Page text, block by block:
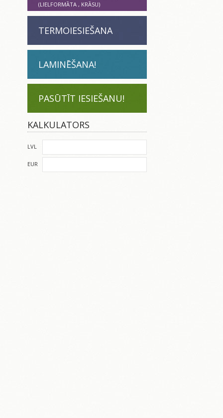
(LIELFORMĀTA , KRĀSU)
TERMOIESIEŠANA
LAMINĒŠANA!
PASŪTĪT IESIEŠANU!
KALKULATORS
LVL
EUR